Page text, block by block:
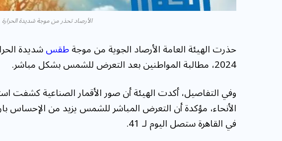
الأرصاد تحذر من موجة شديدة الحرارة
حذرت الهيئة العامة الأرصاد الجوية من موجةطقس
2024، مطالبة المواطنين بعد التعرض للشمس بشكل مباشر.
وفي التفاصيل، أكدت الهيئة أن صور الأقمار الصناعية كشفت
الأنحاء، مؤكدة أن التعرض المباشر للشمس يزيد من الإحساس
في القاهرة ستصل اليوم لـ 41.